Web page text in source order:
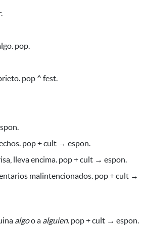
pop.
pop ^ fest.
pop + cult → espon.
lleva encima. pop + cult → espon.
malintencionados. pop+ cult →
algoo a alguien. pop + cult → espon.